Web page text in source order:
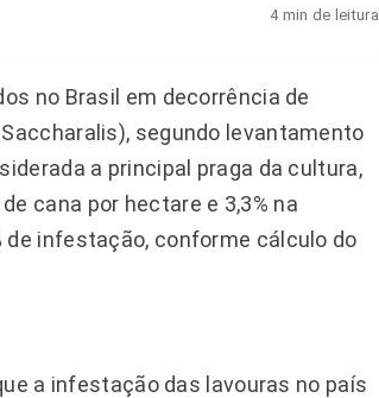
4 min de leitura
no Brasil em decorrência de
segundo levantamento
a principal praga da cultura,
cana por hectare e 3,3% na
de infestação, conforme cálculo do
a infestação das lavouras no país